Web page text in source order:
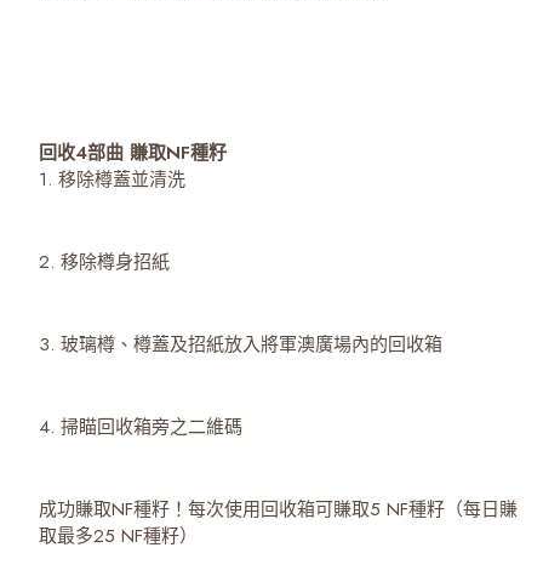
回收4部曲 賺取NF種籽
1. 移除樽蓋並清洗
2. 移除樽身招紙
3. 玻璃樽、樽蓋及招紙放入將軍澳廣場內的回收箱
4. 掃瞄回收箱旁之二維碼
成功賺取NF種籽！每次使用回收箱可賺取5 NF種籽（每日賺
取最多25 NF種籽）